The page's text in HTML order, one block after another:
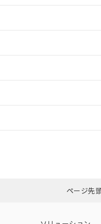
ダウンロードはこちらページ先